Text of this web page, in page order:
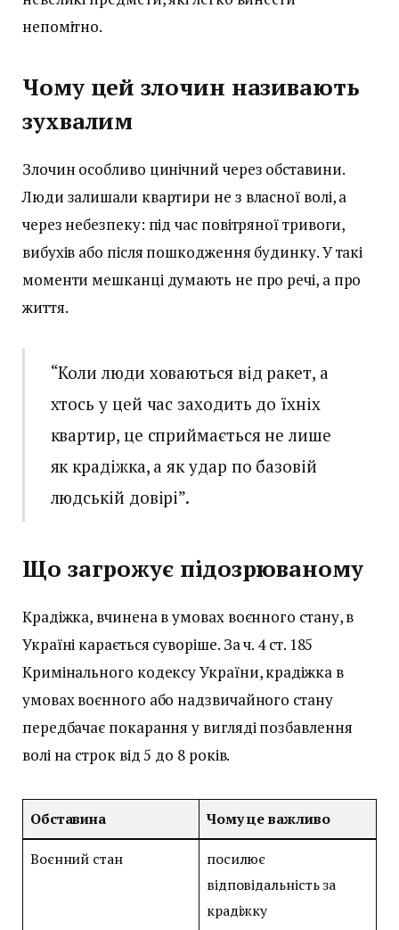
непомітно.
Чому цей злочин називають
зухвалим
Злочин особливо цинічний через обставини.
Люди залишали квартири не з власної волі, а
через небезпеку: під час повітряної тривоги,
вибухів або після пошкодження будинку. У такі
моменти мешканці думають не про речі, а про
життя.
“Коли люди ховаються від ракет, а
хтось у цей час заходить до їхніх
квартир, це сприймається не лише
як крадіжка, а як удар по базовій
людській довірі”.
Що загрожує підозрюваному
Крадіжка, вчинена в умовах воєнного стану, в
Україні карається суворіше. За ч. 4 ст. 185
Кримінального кодексу України, крадіжка в
умовах воєнного або надзвичайного стану
передбачає покарання у вигляді позбавлення
волі на строк від 5 до 8 років.
Обставина Чому це важливо
Воєнний стан
посилює
відповідальність за
крадіжку